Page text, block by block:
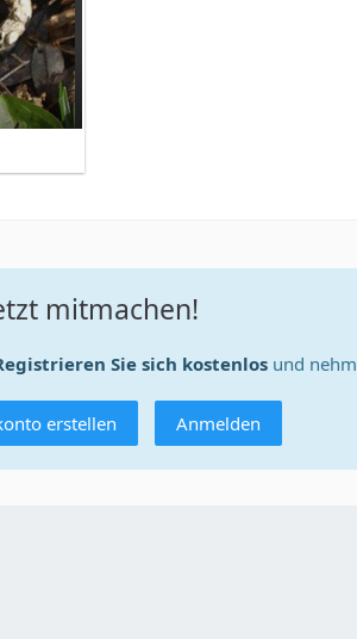
mitmachen!
Sie sich kostenlos und
erstellen Anmelden